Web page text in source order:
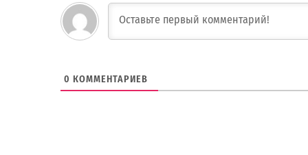
0 КОММЕНТАРИЕВ